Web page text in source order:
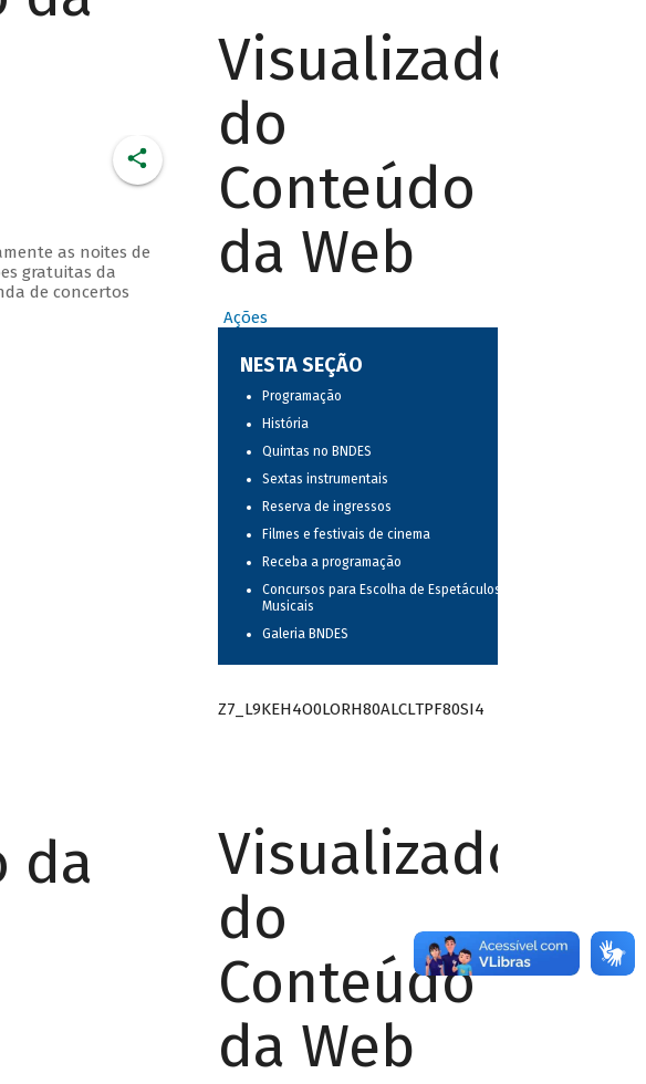
as noites de
gratuitas da
de concertos
da
Visualizador
do
Conteúdo
da Web
Ações
NESTA SEÇÃO
Programação
História
Quintas no BNDES
Sextas instrumentais
Reserva de ingressos
Filmes e festivais de cinema
Receba a programação
Concursos para Escolha de Espetáculos
Musicais
Galeria BNDES
Z7_L9KEH4O0LORH80ALCLTPF80SI4
Visualizador
do
Conteúdo
da Web